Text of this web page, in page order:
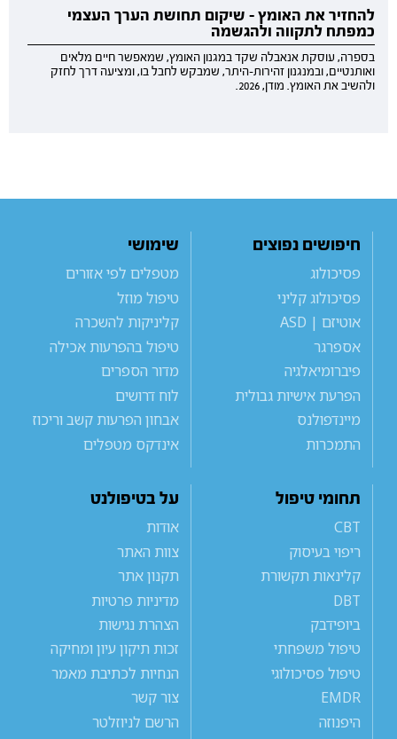
להחזיר את האומץ - שיקום תחושת הערך העצמי
כמפתח לתקווה ולהגשמה
בספרה, עוסקת אנאבלה שקד במגנון האומץ, שמאפשר חיים מלאים
ואותנטיים, ובמנגנון זהירות-היתר, שמבקש לחבל בו, ומציעה דרך לחזק
ולהשיב את האומץ. מודן, 2026.
חיפושים נפוצים
פסיכולוג
פסיכולוג קליני
אוטיזם | ASD
אספרגר
פיברומיאלגיה
הפרעת אישיות גבולית
מיינדפולנס
התמכרות
שימושי
מטפלים לפי אזורים
טיפול מוזל
קליניקות להשכרה
טיפול בהפרעות אכילה
מדור הספרים
לוח דרושים
אבחון הפרעות קשב וריכוז
אינדקס מטפלים
תחומי טיפול
CBT
ריפוי בעיסוק
קלינאות תקשורת
DBT
ביופידבק
טיפול משפחתי
טיפול פסיכולוגי
EMDR
היפנוזה
על בטיפולנט
אודות
צוות האתר
תקנון אתר
מדיניות פרטיות
הצהרת נגישות
זכות תיקון עיון ומחיקה
הנחיות לכתיבת מאמר
צור קשר
הרשם לניוזלטר